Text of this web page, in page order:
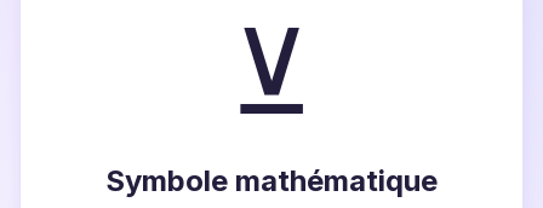
⊻
Symbole mathématique